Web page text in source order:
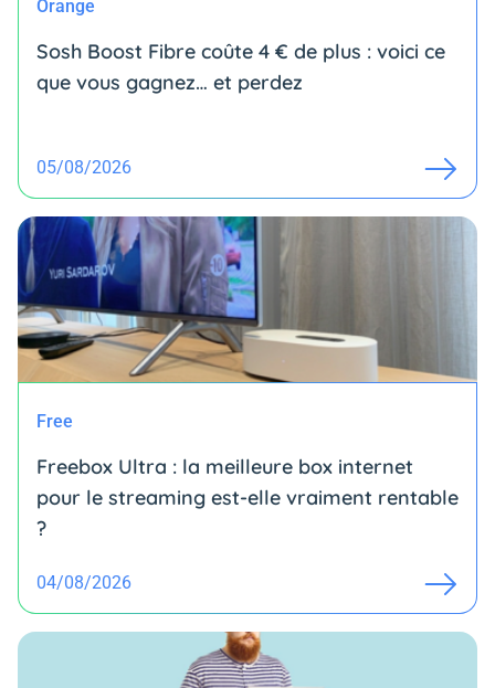
Orange
Sosh Boost Fibre coûte 4 € de plus : voici ce
que vous gagnez… et perdez
05/08/2026
Free
Freebox Ultra : la meilleure box internet
pour le streaming est-elle vraiment rentable
?
04/08/2026